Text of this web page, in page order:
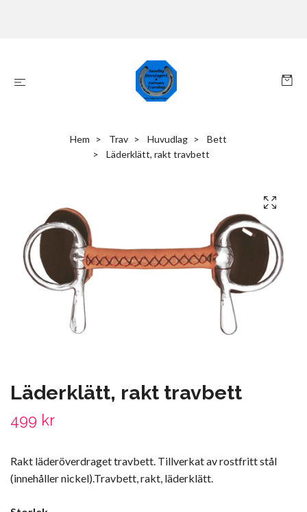
Hem Trav Huvudlag
Bett
Läderklätt, rakt travbett
Läderklätt, rakt travbett
499 kr
Rakt läderöverdraget travbett. Tillverkat av rostfritt stål
(innehåller nickel).Travbett, rakt, läderklätt.